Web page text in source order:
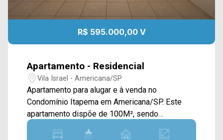
R$ 595.000,00 V
Apartamento - Residencial
Vila Israel - Americana/SP
Apartamento para alugar e à venda no
Condomínio Itapema em Americana/SP. Este
apartamento dispõe de 100M², sendo
distribuído em sala de estar e de jantar
integradas, cozinha toda planejada, sacada e